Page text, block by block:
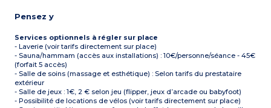
Pensez y
Services optionnels à régler sur place
- Laverie (voir tarifs directement sur place)
- Sauna/hammam (accès aux installations) : 10€/personne/séance - 45€
(forfait 5 accès)
- Salle de soins (massage et esthétique) : Selon tarifs du prestataire
extérieur
- Salle de jeux : 1€, 2 € selon jeu (flipper, jeux d’arcade ou babyfoot)
- Possibilité de locations de vélos (voir tarifs directement sur place)